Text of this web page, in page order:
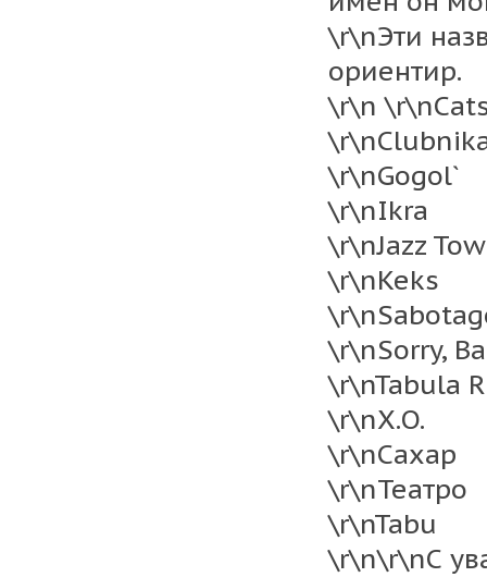
\r\nЭти
ориентир.
\r\n
\r\nGogol`
\r\nIkra
\r\nJazz
\r\nKeks
\r\nSorry,
\r\nTabula
\r\nX.O.
\r\nСахар
\r\nТеатро
\r\nTabu
\r\n\r\nС